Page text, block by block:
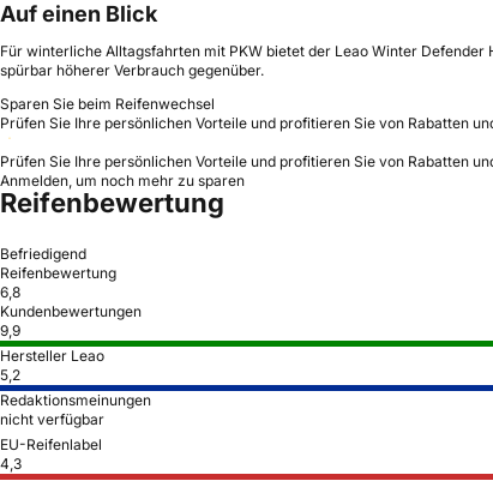
Auf einen Blick
Für winterliche Alltagsfahrten mit PKW bietet der Leao Winter
spürbar höherer Verbrauch gegenüber.
Sparen Sie beim Reifenwechsel
Prüfen Sie Ihre persönlichen Vorteile und profitieren Sie von Rabatten
Prüfen Sie Ihre persönlichen Vorteile und profitieren Sie von Rabatten
Anmelden, um noch mehr zu sparen
Reifenbewertung
Befriedigend
Reifenbewertung
6,8
Kundenbewertungen
9,9
Hersteller Leao
5,2
Redaktionsmeinungen
nicht verfügbar
EU-Reifenlabel
4,3